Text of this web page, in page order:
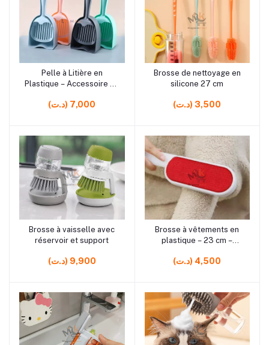
rrrrrr4 rrrrrr1 rrrrrr2
Ajouter au panier
Pelle à Litière en
Plastique – Accessoire de
Animaux
(د.ت) 7,000
rrrrrr10 rrrrrr7 rrrrrr9
Ajouter au panier
Brosse de nettoyage en
silicone 27 cm
(د.ت) 3,500
rrrrrr10
Ajouter au panier
Brosse à vaisselle avec
réservoir et support
(د.ت) 9,900
rrrrrr9
Ajouter au panier
Brosse à vêtements en
plastique – 23 cm –
tissus
(د.ت) 4,500